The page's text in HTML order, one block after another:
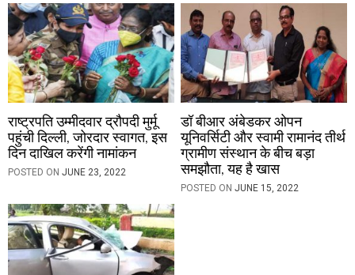
n
राष्ट्रपति उम्मीदवार द्रौपदी मुर्मू
पहुंची दिल्ली, जोरदार स्वागत, इस
दिन दाखिल करेंगी नामांकन
POSTED ON JUNE 23, 2022
डॉ बीआर अंबेडकर ओपन
यूनिवर्सिटी और स्वामी रामानंद तीर्थ
ग्रामीण संस्थान के बीच बड़ा
समझौता, यह है खास
POSTED ONJUNE 15, 2022